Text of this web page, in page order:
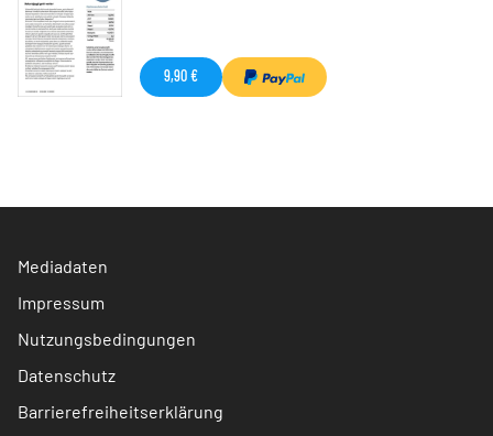
9,90 €
Mediadaten
Impressum
Nutzungsbedingungen
Datenschutz
Barrierefreiheitserklärung